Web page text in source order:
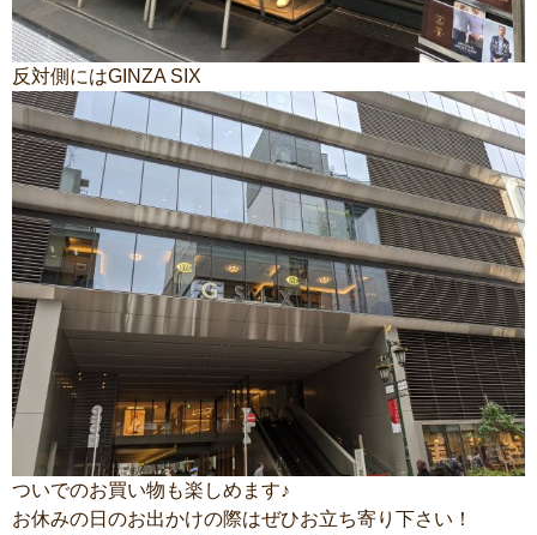
反対側にはGINZA SIX
ついでのお買い物も楽しめます♪
お休みの日のお出かけの際はぜひお立ち寄り下さい！